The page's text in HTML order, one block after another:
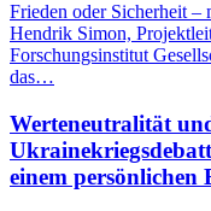
Frieden oder Sicherheit –
Hendrik Simon,
Forschungsinstitut
das…
Werteneutralität
einem persönlichen